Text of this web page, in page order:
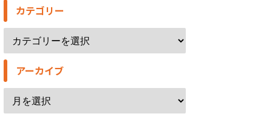
カテゴリー
アーカイブ